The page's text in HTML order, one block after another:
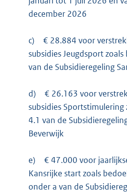
december 2026
c)
€ 28.884 voor
subsidies Jeugdsport
van de Subsidieregeling
d)
€ 26.163 voor
subsidies
4.1 van de
Beverwijk
e)
€ 47.000 voor
Kansrijke start zoals
onder a van de